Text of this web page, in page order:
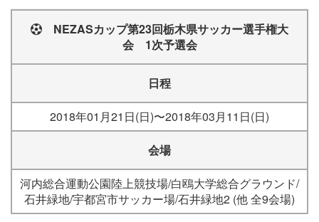
NEZASカップ第23回栃木県サッカー選手権大
会 1次予選会
日程
2018年01月21日(日)〜2018年03月11日(日)
会場
河内総合運動公園陸上競技場/白鴎大学総合グラウンド/
石井緑地/宇都宮市サッカー場/石井緑地2 (他 全9会場)